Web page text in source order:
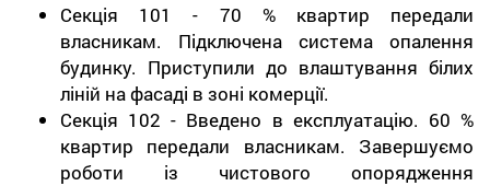
Секція 101 - 70 % квартир передали
власникам. Підключена система опалення
будинку. Приступили до влаштування білих
ліній на фасаді в зоні комерції.
Секція 102 - Введено в експлуатацію. 60 %
квартир передали власникам. Завершуємо
роботи із чистового опорядження